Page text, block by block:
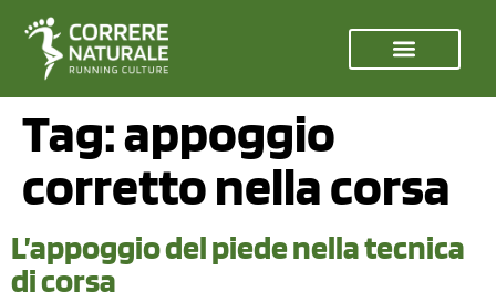
Tag:appoggio
corretto nella corsa
L’appoggio del piede nella tecnica
di corsa